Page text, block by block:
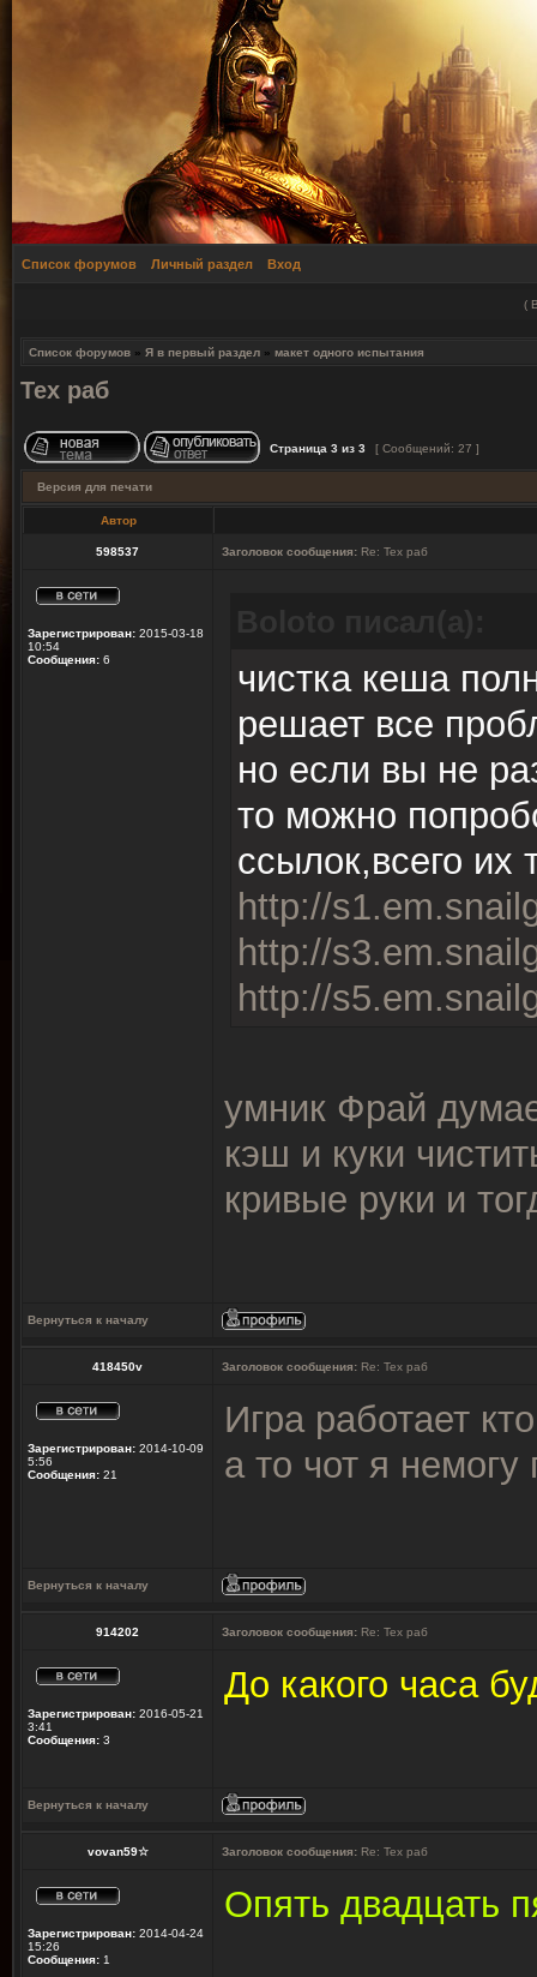
Список форумов Личный раздел Вход
(
Список форумов » Я в первый раздел » макет одного испытания
Тех раб
Страница 3 из 3 [ Сообщений: 27 ]
Версия для печати
Автор
598537 Заголовок сообщения: Re: Тех раб
Зарегистрирован: 2015-03-18
10:54
Сообщения: 6
чистка кеша
решает все
но если вы не
то можно
ссылок,всего их
http://
http://
http://
умник Фрай
кэш и куки
кривые руки и
Вернуться к началу
418450v Заголовок сообщения: Re: Тех раб
Зарегистрирован: 2014-10-09
5:56
Сообщения: 21
Игра работает
а то чот я немогу
Вернуться к началу
914202 Заголовок сообщения: Re: Тех раб
Зарегистрирован: 2016-05-21
3:41
Сообщения: 3
До какого часа
Вернуться к началу
vovan59☆ Заголовок сообщения: Re: Тех раб
Зарегистрирован: 2014-04-24
15:26
Сообщения: 1
Опять двадцать